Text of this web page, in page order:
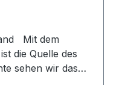
die Quelle des
sehen wir das